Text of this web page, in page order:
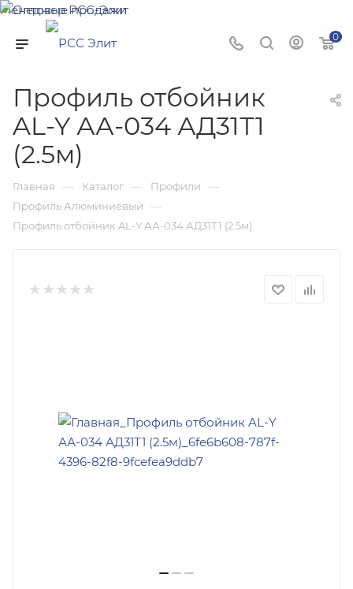
Менеджер РСС-Элит
Напишите нам и мы поможем подобрать товар именно
для Вас!
0
Профиль отбойник
AL-Y АА-034 АД31Т1
(2.5м)
Главная — Каталог — Профили —
Профиль Алюминиевый —
Профиль отбойник AL-Y АА-034 АД31Т1 (2.5м)